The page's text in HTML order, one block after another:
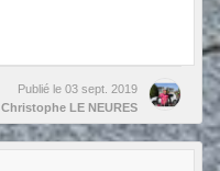
Publié le 03 sept. 2019
Christophe LE NEURES